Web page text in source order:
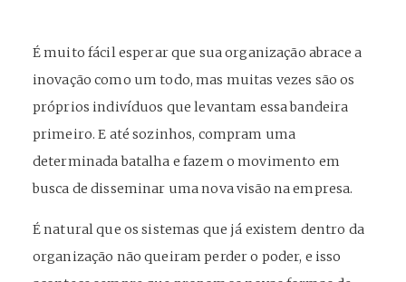
É muito fácil esperar que sua organização abrace a
inovação como um todo, mas muitas vezes são os
próprios indivíduos que levantam essa bandeira
primeiro. E até sozinhos, compram uma
determinada batalha e fazem o movimento em
busca de disseminar uma nova visão na empresa.
É natural que os sistemas que já existem dentro da
organização não queiram perder o poder, e isso